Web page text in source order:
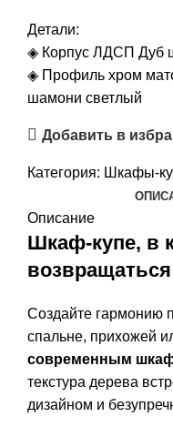
Детали:
◈ Корпус ЛДСП Дуб
◈ Профиль хром
шамони светлый
Добавить в
Категория: Шкафы-
Описание
Шкаф-купе, в
Создайте гармонию
спальне, прихожей
современным
текстура дерева
дизайном и